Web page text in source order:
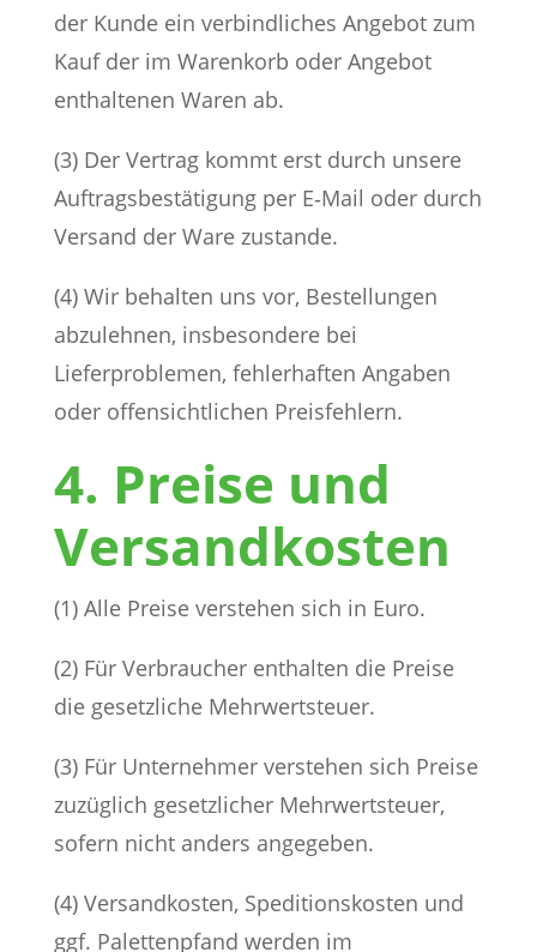
der Kunde ein verbindliches Angebot zum
Kauf der im Warenkorb oder Angebot
enthaltenen Waren ab.
(3) Der Vertrag kommt erst durch unsere
Auftragsbestätigung per E‑Mail oder durch
Versand der Ware zustande.
(4) Wir behalten uns vor, Bestellungen
abzulehnen, insbesondere bei
Lieferproblemen, fehlerhaften Angaben
oder offensichtlichen Preisfehlern.
4. Preise und
Versandkosten
(1) Alle Preise verstehen sich in Euro.
(2) Für Verbraucher enthalten die Preise
die gesetzliche Mehrwertsteuer.
(3) Für Unternehmer verstehen sich Preise
zuzüglich gesetzlicher Mehrwertsteuer,
sofern nicht anders angegeben.
(4) Versandkosten, Speditionskosten und
ggf. Palettenpfand werden im